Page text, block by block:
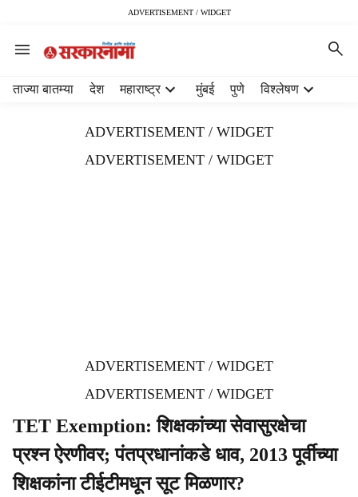
ADVERTISEMENT / WIDGET
ताज्या बातम्या देश महाराष्ट्र मुंबई पुणे विश्लेषण
ADVERTISEMENT / WIDGET
ADVERTISEMENT / WIDGET
ADVERTISEMENT / WIDGET
ADVERTISEMENT / WIDGET
TET Exemption: शिक्षकांच्या सेवासुरक्षेचा
प्रश्न ऐरणीवर; पंतप्रधानांकडे धाव, 2013 पूर्वीच्या
शिक्षकांना टीईटीमधून सूट मिळणार?